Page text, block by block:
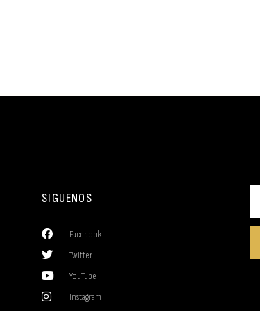
SIGUENOS
Facebook
Twitter
YouTube
Instagram